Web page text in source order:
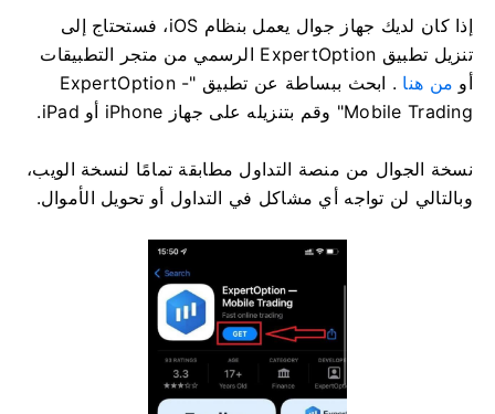
إذا كان لديك جهاز جوال يعمل بنظام iOS، فستحتاج إلى
تنزيل تطبيق ExpertOption الرسمي من متجر التطبيقات
أو من هنا
. ابحث ببساطة عن تطبيق "ExpertOption -
Mobile Trading" وقم بتنزيله على جهاز iPhone أو iPad.
نسخة الجوال من منصة التداول مطابقة تمامًا لنسخة الويب،
وبالتالي لن تواجه أي مشاكل في التداول أو تحويل الأموال.